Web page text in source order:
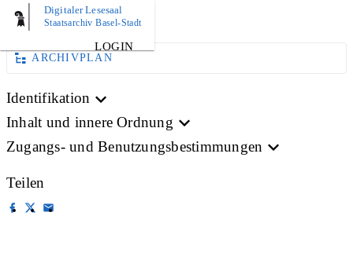
Digitaler Lesesaal
Staatsarchiv Basel-Stadt
LOGIN
BILD
ARCHIVPLAN
Identifikation
Inhalt und innere Ordnung
Zugangs- und Benutzungsbestimmungen
Teilen